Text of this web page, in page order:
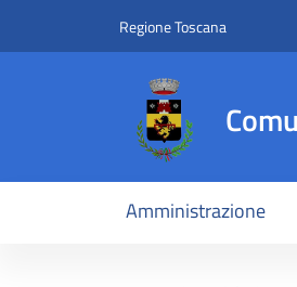
Regione Toscana
Amministrazione